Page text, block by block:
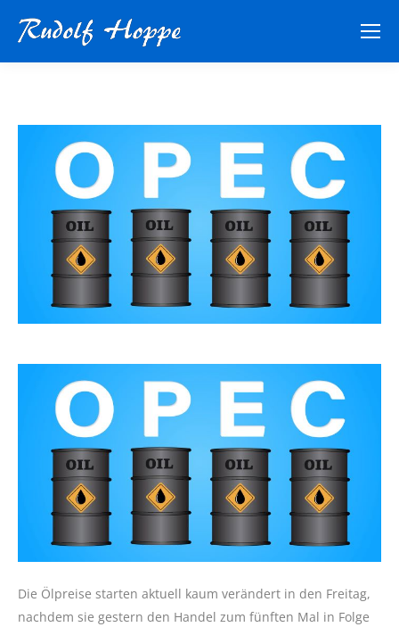
Die Ölpreise starten aktuell kaum verändert in den Freitag,
nachdem sie gestern den Handel zum fünften Mal in Folge